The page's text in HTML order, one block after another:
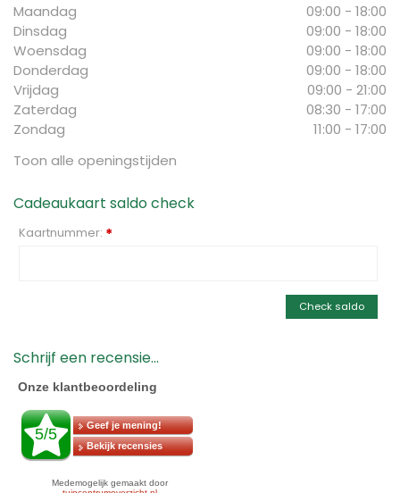
Maandag
09:00 - 18:00
Dinsdag
09:00 - 18:00
Woensdag
09:00 - 18:00
Donderdag
09:00 - 18:00
Vrijdag
09:00 - 21:00
Zaterdag
08:30 - 17:00
Zondag
11:00 - 17:00
Toon alle openingstijden
Cadeaukaart saldo check
Kaartnummer: *
Check saldo
Schrijf een recensie...